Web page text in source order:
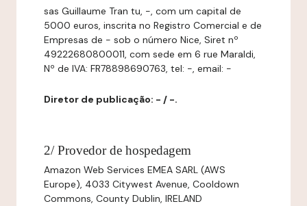
sas Guillaume Tran tu, -, com um capital de
5000 euros, inscrita no Registro Comercial e de
Empresas de - sob o número Nice, Siret nº
49222680800011, com sede em 6 rue Maraldi,
Nº de IVA: FR78898690763, tel: -, email: -
Diretor de publicação: - / -.
2/ Provedor de hospedagem
Amazon Web Services EMEA SARL (AWS
Europe), 4033 Citywest Avenue, Cooldown
Commons, County Dublin, IRELAND